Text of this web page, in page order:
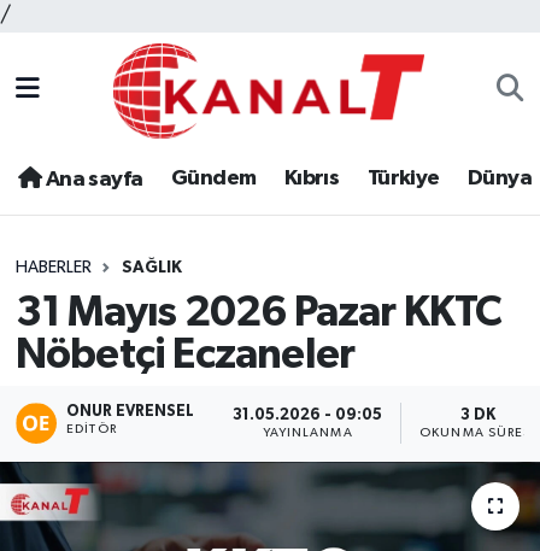
/
Ana sayfa Gündem Kıbrıs Türkiye Dünya
HABERLER SAĞLIK
31 Mayıs 2026 Pazar KKTC
Nöbetçi Eczaneler
ONUR EVRENSEL
EDITÖR
31.05.2026 - 09:05
YAYINLANMA
3 DK
OKUNMA SÜRESI